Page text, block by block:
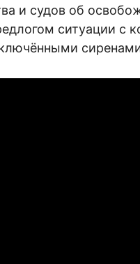
и судов об
ситуации с